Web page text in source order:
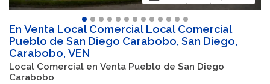
En Venta Local Comercial Local Comercial
Pueblo de San Diego Carabobo, San Diego,
Carabobo, VEN
Local Comercial en Venta Pueblo de San Diego
Carabobo